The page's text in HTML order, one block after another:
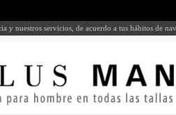
y nuestros servicios, de acuerdo a tus hábitos de